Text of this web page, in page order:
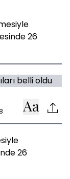
26
26